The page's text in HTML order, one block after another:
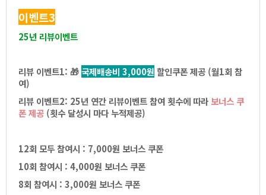
이벤트3
25년리뷰이벤트
리뷰이벤트1: 🎁국제배송비3,000원 할인쿠폰제공(월1회참
여)
리뷰이벤트2:25년연간리뷰이벤트참여횟수에따라 보너스쿠
폰제공 (횟수달성시마다누적제공)
12회모두참여시:7,000원보너스쿠폰
10회참여시:4,000원보너스쿠폰
8회참여시:3,000원보너스쿠폰